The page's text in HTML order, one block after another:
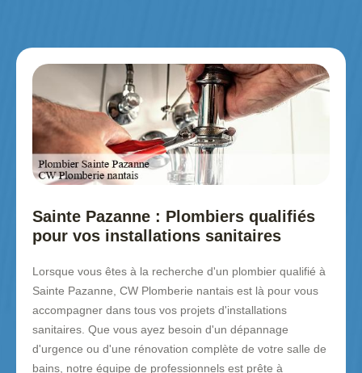
Sainte Pazanne : Plombiers qualifiés
pour vos installations sanitaires
Lorsque vous êtes à la recherche d'un plombier qualifié à
Sainte Pazanne, CW Plomberie nantais est là pour vous
accompagner dans tous vos projets d'installations
sanitaires. Que vous ayez besoin d'un dépannage
d'urgence ou d'une rénovation complète de votre salle de
bains, notre équipe de professionnels est prête à